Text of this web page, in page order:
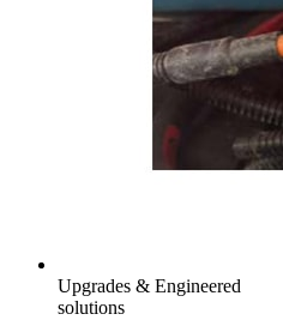
Upgrades & Engineered
solutions